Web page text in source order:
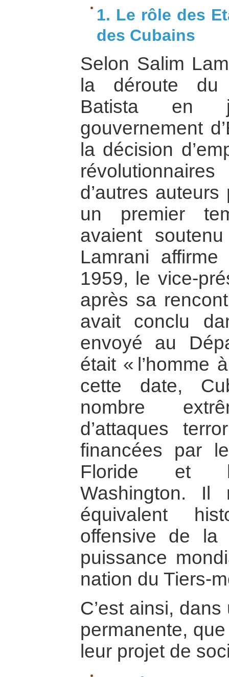
1. Le rôle des
des Cubains
Selon Salim
la déroute du
Batista en
gouvernement
la décision
d’autres
un premier
avaient
Lamrani
1959, le vice-
après sa
avait conclu
envoyé au
était « l’homme
cette date,
nombre
d’attaques
financées par
Floride et
Washington. Il
équivalent
offensive de
puissance
nation du Tiers-
C’est ainsi,
permanente,
leur projet de